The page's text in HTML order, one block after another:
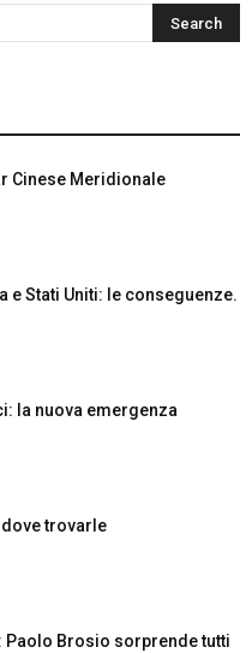
Cinese Meridionale
e Stati Uniti: le conseguenze.
la nuova emergenza
trovarle
Paolo Brosio sorprende tutti